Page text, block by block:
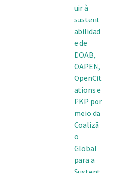
uir à
sustent
abilidad
e de
DOAB,
OAPEN,
OpenCit
ations e
PKP por
meio da
Coalizã
o
Global
para a